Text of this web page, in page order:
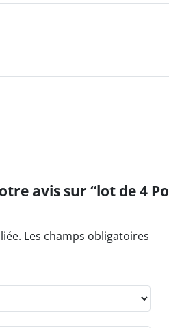
avis sur “lot de 4
Les champs obligatoires